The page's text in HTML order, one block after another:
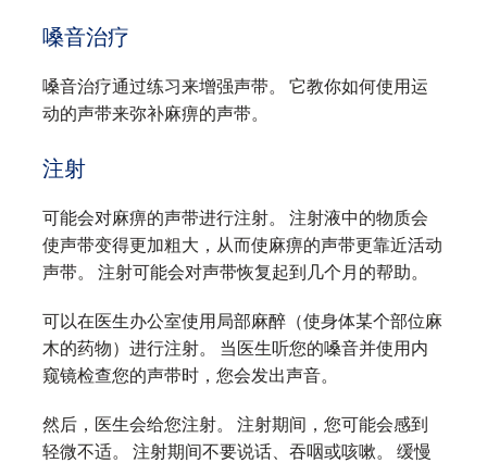
嗓音治疗
嗓音治疗通过练习来增强声带。 它教你如何使用运
动的声带来弥补麻痹的声带。
注射
可能会对麻痹的声带进行注射。 注射液中的物质会
使声带变得更加粗大，从而使麻痹的声带更靠近活动
声带。 注射可能会对声带恢复起到几个月的帮助。
可以在医生办公室使用局部麻醉（使身体某个部位麻
木的药物）进行注射。 当医生听您的嗓音并使用内
窥镜检查您的声带时，您会发出声音。
然后，医生会给您注射。 注射期间，您可能会感到
轻微不适。 注射期间不要说话、吞咽或咳嗽。 缓慢